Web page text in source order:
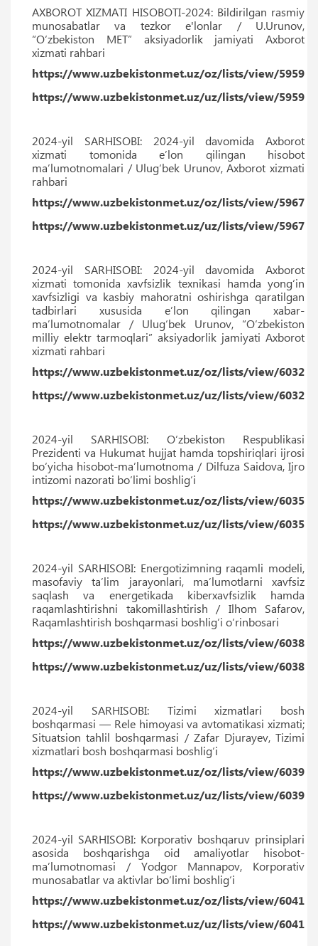
AXBOROT XIZMATI HISOBOTI-2024: Bildirilgan rasmiy
munosabatlar va tezkor e'lonlar / U.Urunov,
“O‘zbekiston MET” aksiyadorlik jamiyati Axborot
xizmati rahbari
https://www.uzbekistonmet.uz/oz/lists/view/5959
https://www.uzbekistonmet.uz/uz/lists/view/5959
2024-yil SARHISOBI: 2024-yil davomida Axborot
xizmati tomonida e’lon qilingan hisobot
ma’lumotnomalari / Ulug‘bek Urunov, Axborot xizmati
rahbari
https://www.uzbekistonmet.uz/oz/lists/view/5967
https://www.uzbekistonmet.uz/uz/lists/view/5967
2024-yil SARHISOBI: 2024-yil davomida Axborot
xizmati tomonida xavfsizlik texnikasi hamda yong‘in
xavfsizligi va kasbiy mahoratni oshirishga qaratilgan
tadbirlari xususida e’lon qilingan xabar-
ma’lumotnomalar / Ulug‘bek Urunov, “O‘zbekiston
milliy elektr tarmoqlari” aksiyadorlik jamiyati Axborot
xizmati rahbari
https://www.uzbekistonmet.uz/oz/lists/view/6032
https://www.uzbekistonmet.uz/uz/lists/view/6032
2024-yil SARHISOBI: O‘zbekiston Respublikasi
Prezidenti va Hukumat hujjat hamda topshiriqlari ijrosi
bo‘yicha hisobot-maʼlumotnoma / Dilfuza Saidova, Ijro
intizomi nazorati bo‘limi boshlig‘i
https://www.uzbekistonmet.uz/oz/lists/view/6035
https://www.uzbekistonmet.uz/uz/lists/view/6035
2024-yil SARHISOBI: Energotizimning raqamli modeli,
masofaviy taʼlim jarayonlari, maʼlumotlarni xavfsiz
saqlash va energetikada kiberxavfsizlik hamda
raqamlashtirishni takomillashtirish / Ilhom Safarov,
Raqamlashtirish boshqarmasi boshlig‘i o‘rinbosari
https://www.uzbekistonmet.uz/oz/lists/view/6038
https://www.uzbekistonmet.uz/uz/lists/view/6038
2024-yil SARHISOBI: Tizimi xizmatlari bosh
boshqarmasi — Rele himoyasi va avtomatikasi xizmati;
Situatsion tahlil boshqarmasi / Zafar Djurayev, Tizimi
xizmatlari bosh boshqarmasi boshlig‘i
https://www.uzbekistonmet.uz/oz/lists/view/6039
https://www.uzbekistonmet.uz/uz/lists/view/6039
2024-yil SARHISOBI: Korporativ boshqaruv prinsiplari
asosida boshqarishga oid amaliyotlar hisobot-
maʼlumotnomasi / Yodgor Mannapov, Korporativ
munosabatlar va aktivlar bo‘limi boshlig‘i
https://www.uzbekistonmet.uz/oz/lists/view/6041
https://www.uzbekistonmet.uz/uz/lists/view/6041